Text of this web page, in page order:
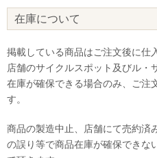
在庫について
掲載している商品はご注文後に仕
店舗のサイクルスポット及びル・
在庫が確保できる場合のみ、ご注
す。
商品の製造中止、店舗にて売約済
の誤り等で商品在庫が確保できな